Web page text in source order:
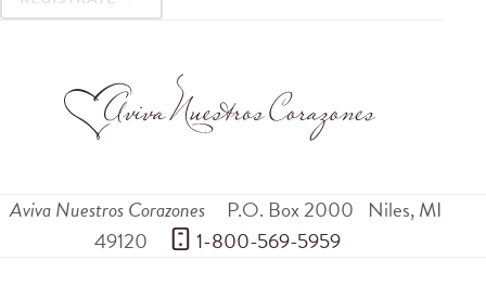
Aviva Nuestros Corazones P.O. Box 2000 Niles,MI
49120
1-800-569-5959